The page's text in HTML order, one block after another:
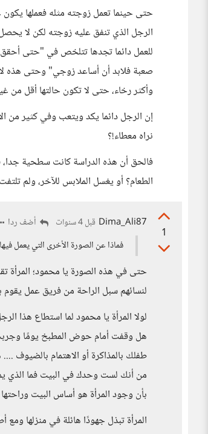
حتى حينما تعمل زوجته مثله فعملها يكون
الرجل الذي تنفق عليه زوجته لكن لا
للعمل دائما تجدها تتلخص في "حتى
صعبة فلابد أن أساعد زوجي" وحتى هذه لا
وأكثر رخاء، حتى لا تكون حالتها أقل من
إن الرجل دائما يكد ويتعب وفي كثير من
نراه معطاء!؟
فالحق أن هذه الدراسة كانت سطحية جدا،
الطعام؟ أو يغسل الملابس للآخر، ولم
1
Dima_Ali87 قبل 4 سنوات
أضف ردا
فماذا عن الصورة الأخرى التي يعمل
حتى في هذه الصورة يا محمود؛ المرأة
لنسائهم سبل الراحة من فريق عمل يقوم
لولا المرأة يا محمود لما استطاع هذا
هل وقفت أمام حوض المطبخ يومًا
طفلك بالمذاكرة أو الاهتمام
من أنك لست وحدك في البيت فما الذي
بأن وجود المرأة هو أساس البيت
المرأة تبذل جهودًا هائلة في منزلها ومع